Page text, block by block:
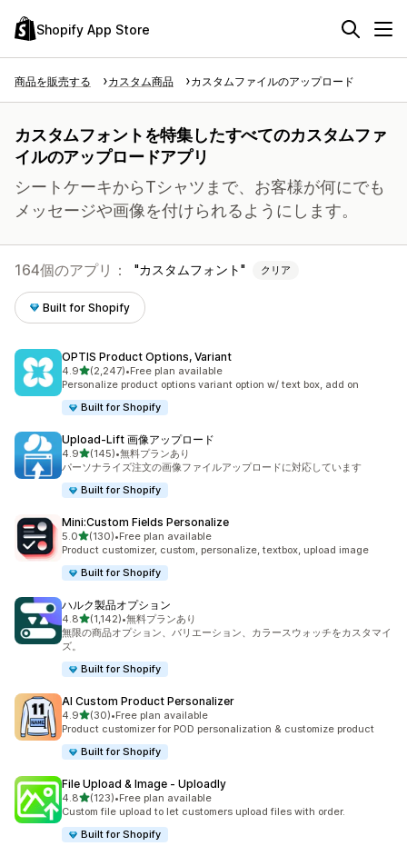
Shopify App Store
商品を販売する カスタム商品 カスタムファイルのアップロード
カスタムフォントを特集したすべてのカスタムファ
イルのアップロードアプリ
シートケーキからTシャツまで、お客様が何にでも
メッセージや画像を付けられるようにします。
164個のアプリ： カスタムフォント クリア
Built for Shopify
OPTIS Product Options, Variant
4.95つ星中
(2,247)
合計レビュー数：2247件
•Free plan available
Personalize product options variant option w/ text box, add on
Built for Shopify
Upload‑Lift 画像アップロード
4.95つ星中
(145)
合計レビュー数：145件
•無料プランあり
パーソナライズ注文の画像ファイルアップロードに対応しています
Built for Shopify
Mini:Custom Fields Personalize
5.05つ星中
(130)
合計レビュー数：130件
•Free plan available
Product customizer, custom, personalize, textbox, upload image
Built for Shopify
ハルク製品オプション
4.85つ星中
(1,142)
合計レビュー数：1142件
•無料プランあり
無限の商品オプション、バリエーション、カラースウォッチをカスタマイ
ズ。
Built for Shopify
AI Custom Product Personalizer
4.95つ星中
(30)
合計レビュー数：30件
•Free plan available
Product customizer for POD personalization & customize product
Built for Shopify
File Upload & Image ‑ Uploadly
4.85つ星中
(123)
合計レビュー数：123件
•Free plan available
Custom file upload to let customers upload files with order.
Built for Shopify